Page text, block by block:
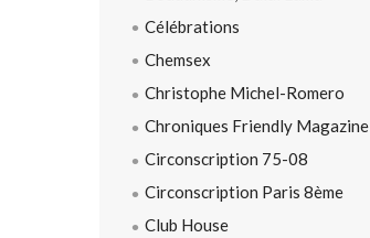
Célébrations
Chemsex
Christophe Michel-Romero
Chroniques Friendly Magazine
Circonscription 75-08
Circonscription Paris 8ème
Club House